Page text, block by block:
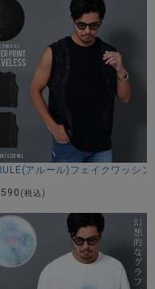
半袖Tシャツ/全1色
アルール)フェイクワッシ
(税込)